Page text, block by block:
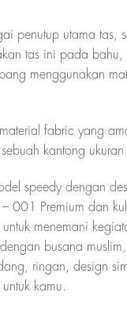
penutup utama
tas ini pada
menggunakan
fabric yang
kantong
speedy dengan
001 Premium dan
menemani
busana
ringan, design
kamu.